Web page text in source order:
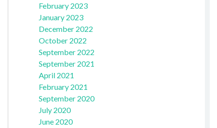
February 2023
January 2023
December 2022
October 2022
September 2022
September 2021
April 2021
February 2021
September 2020
July 2020
June 2020